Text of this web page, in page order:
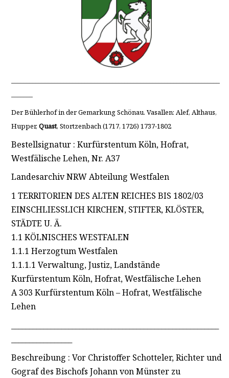
Der Bühlerhof in der Gemarkung Schönau. Vasallen: Alef, Althaus,
Hupper,Quast, Stortzenbach (1717, 1726) 1737-1802
Bestellsignatur : Kurfürstentum Köln, Hofrat,
Westfälische Lehen, Nr. A37
Landesarchiv NRW Abteilung Westfalen
1 TERRITORIEN DES ALTEN REICHES BIS 1802/03
EINSCHLIESSLICH KIRCHEN, STIFTER, KLÖSTER,
STÄDTE U. Ä.
1.1 KÖLNISCHES WESTFALEN
1.1.1 Herzogtum Westfalen
1.1.1.1 Verwaltung, Justiz, Landstände
Kurfürstentum Köln, Hofrat, Westfälische Lehen
A 303 Kurfürstentum Köln – Hofrat, Westfälische
Lehen
Beschreibung : Vor Christoffer Schotteler, Richter und
Gograf des Bischofs Johann von Münster zu